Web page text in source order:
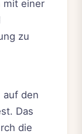
mit einer
zu
auf den
Das
die